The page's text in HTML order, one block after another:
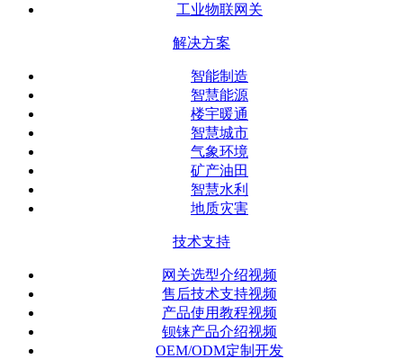
工业物联网关
解决方案
智能制造
智慧能源
楼宇暖通
智慧城市
气象环境
矿产油田
智慧水利
地质灾害
技术支持
网关选型介绍视频
售后技术支持视频
产品使用教程视频
钡铼产品介绍视频
OEM/ODM定制开发